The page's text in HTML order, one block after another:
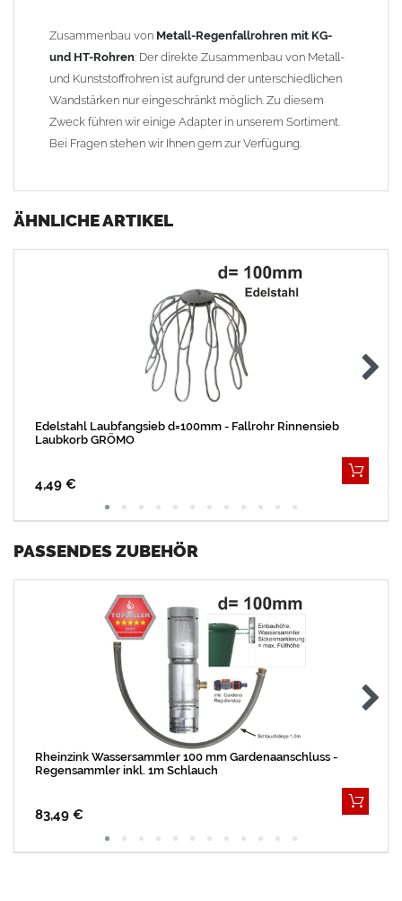
Zusammenbau von Metall-Regenfallrohren mit KG-
und HT-Rohren: Der direkte Zusammenbau von Metall-
und Kunststoffrohren ist aufgrund der unterschiedlichen
Wandstärken nur eingeschränkt möglich. Zu diesem
Zweck führen wir einige Adapter in unserem Sortiment.
Bei Fragen stehen wir Ihnen gern zur Verfügung.
ÄHNLICHE ARTIKEL
Edelstahl Laubfangsieb d=100mm - Fallrohr Rinnensieb
Laubkorb GRÖMO
4,49 €
PASSENDES ZUBEHÖR
Rheinzink Wassersammler 100 mm Gardenaanschluss -
Regensammler inkl. 1m Schlauch
83,49 €